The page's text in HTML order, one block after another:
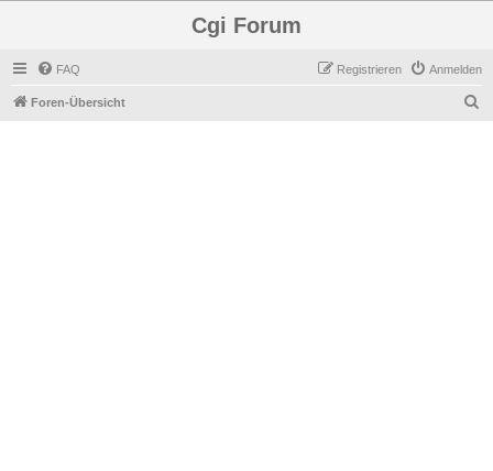
Cgi Forum
FAQ Anmelden
Registrieren
Foren-Übersicht